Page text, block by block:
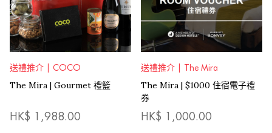
送禮推介 | COCO
The Mira | Gourmet 禮籃
HK$ 1,988.00
送禮推介 | The Mira
The Mira | $1000 住宿電子禮
券
HK$ 1,000.00